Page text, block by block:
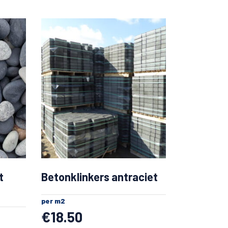
Betonklinkers antraciet
per m2
€18.50